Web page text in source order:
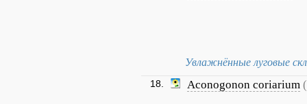
Увлажнённые луговые
18. Aconogonon coriarium